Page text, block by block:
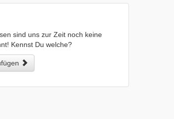
sind uns zur Zeit noch keine
Kennst Du welche?